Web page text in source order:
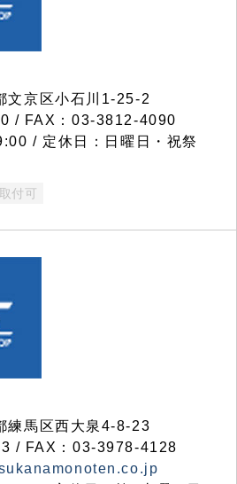
京区小石川1-25-2
/ FAX：03-3812-4090
/ 定休日：日曜日・祝祭
付可
馬区西大泉4-8-23
/ FAX：03-3978-4128